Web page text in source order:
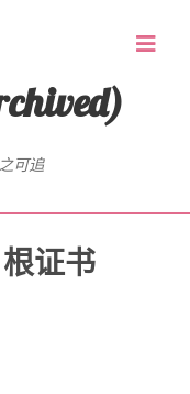
可追
证书